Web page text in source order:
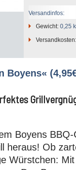
Versandinfos:
Gewicht: 0,25
Boyens«
Boyens
heraus! Ob
Würstchen: